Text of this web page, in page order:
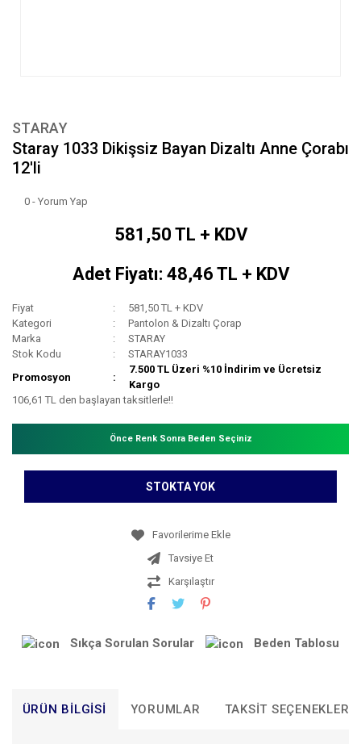
STARAY
Staray 1033 Dikişsiz Bayan Dizaltı Anne Çorabı
12'li
0 - Yorum Yap
581,50 TL + KDV
Adet Fiyatı: 48,46 TL + KDV
Fiyat
581,50 TL + KDV
Kategori
Pantolon & Dizaltı Çorap
Marka
STARAY
Stok Kodu
STARAY1033
Promosyon
7.500 TL Üzeri %10 İndirim ve Ücretsiz
Kargo
106,61 TL den başlayan taksitlerle!!
Önce Renk Sonra Beden Seçiniz
STOKTA YOK
Tavsiye Et
Karşılaştır
Sıkça Sorulan Sorular Beden Tablosu
ÜRÜN BILGISI YORUMLAR TAKSIT SEÇENEKLERI